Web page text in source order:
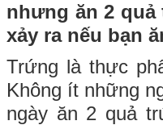
nhưng ăn 2
xảy ra nếu bạn
Trứng là thực
Không ít những
ngày ăn 2 quả